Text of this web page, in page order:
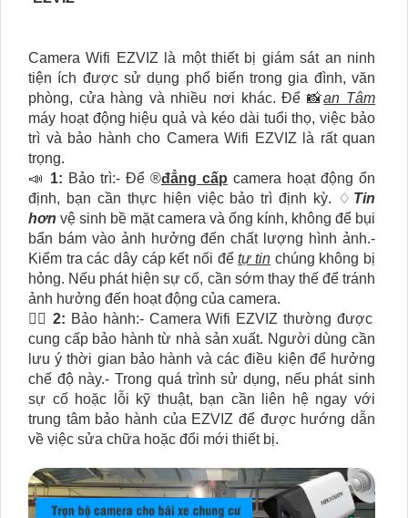
Camera Wifi EZVIZ là một thiết bị giám sát an ninh
tiện ích được sử dụng phổ biến trong gia đình, văn
phòng, cửa hàng và nhiều nơi khác. Để 📸an Tâm
máy hoạt động hiệu quả và kéo dài tuổi thọ, việc bảo
trì và bảo hành cho Camera Wifi EZVIZ là rất quan
trọng.
📣 1: Bảo trì:- Để ®️đẳng cấp camera hoạt động ổn
định, bạn cần thực hiện việc bảo trì định kỳ. ♢ Tin
hơn vệ sinh bề mặt camera và ống kính, không để bụi
bẩn bám vào ảnh hưởng đến chất lượng hình ảnh.-
Kiểm tra các dây cáp kết nối đểtự tin chúng không bị
hỏng. Nếu phát hiện sự cố, cần sớm thay thế để tránh
ảnh hưởng đến hoạt động của camera.
🙆‍♀️2: Bảo hành:- Camera Wifi EZVIZ thường được
cung cấp bảo hành từ nhà sản xuất. Người dùng cần
lưu ý thời gian bảo hành và các điều kiện để hưởng
chế độ này.- Trong quá trình sử dụng, nếu phát sinh
sự cố hoặc lỗi kỹ thuật, bạn cần liên hệ ngay với
trung tâm bảo hành của EZVIZ để được hướng dẫn
về việc sửa chữa hoặc đổi mới thiết bị.